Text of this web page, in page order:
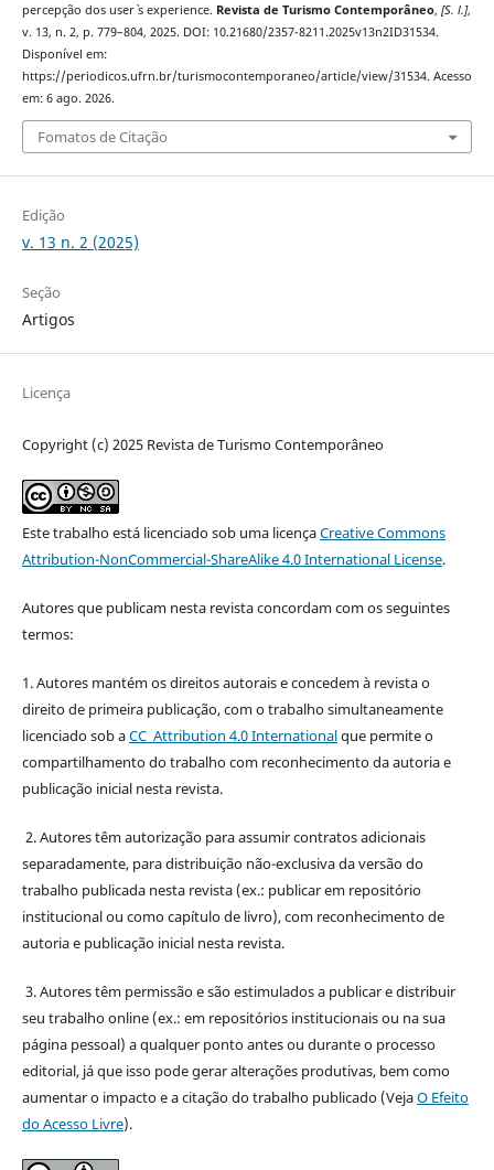
percepção dos user` s experience. Revista de Turismo Contemporâneo, [S. l.],
v. 13, n. 2, p. 779–804, 2025. DOI: 10.21680/2357-8211.2025v13n2ID31534.
Disponível em:
https://periodicos.ufrn.br/turismocontemporaneo/article/view/31534. Acesso
em: 6 ago. 2026.
Fomatos de Citação
Edição
v. 13 n. 2 (2025)
Seção
Artigos
Licença
Copyright (c) 2025 Revista de Turismo Contemporâneo
Este trabalho está licenciado sob uma licençaCreative Commons
Attribution-NonCommercial-ShareAlike 4.0 International License.
Autores que publicam nesta revista concordam com os seguintes
termos:
1. Autores mantém os direitos autorais e concedem à revista o
direito de primeira publicação, com o trabalho simultaneamente
licenciado sob aCC Attribution 4.0 Internationalque permite o
compartilhamento do trabalho com reconhecimento da autoria e
publicação inicial nesta revista.
2. Autores têm autorização para assumir contratos adicionais
separadamente, para distribuição não-exclusiva da versão do
trabalho publicada nesta revista (ex.: publicar em repositório
institucional ou como capítulo de livro), com reconhecimento de
autoria e publicação inicial nesta revista.
3. Autores têm permissão e são estimulados a publicar e distribuir
seu trabalho online (ex.: em repositórios institucionais ou na sua
página pessoal) a qualquer ponto antes ou durante o processo
editorial, já que isso pode gerar alterações produtivas, bem como
aumentar o impacto e a citação do trabalho publicado (VejaO Efeito
do Acesso Livre).